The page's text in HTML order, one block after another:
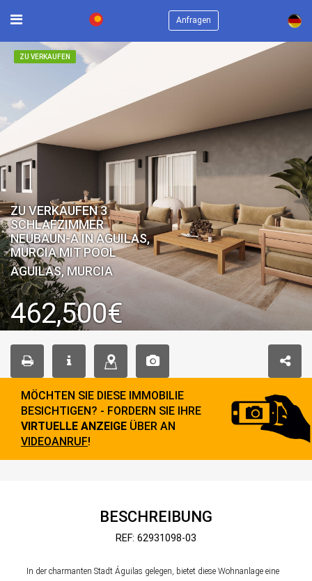
Anfragen ×
ZU VERKAUFEN
ZU VERKAUFEN 3
SCHLAFZIMMER
NEUBAUN-A IN AGUILAS,
MURCIA MIT POOL
AGUILAS, MURCIA
462,500€
MÖCHTEN SIE DIESE IMMOBILIE
BESICHTIGEN? - FORDERN SIE IHRE
VIRTUELLE ANZEIGE ÜBER AN
VIDEOANRUF!
BESCHREIBUNG
REF: 62931098-03
In der charmanten Stadt Águilas gelegen, bietet diese Wohnanlage eine